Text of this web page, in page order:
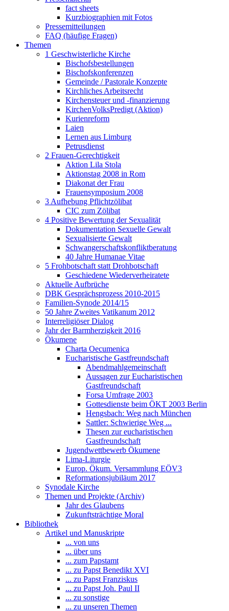
fact sheets
Kurzbiographien mit Fotos
Pressemitteilungen
FAQ (häufige Fragen)
Themen
1 Geschwisterliche Kirche
Bischofsbestellungen
Bischofskonferenzen
Gemeinde / Pastorale Konzepte
Kirchliches Arbeitsrecht
Kirchensteuer und -finanzierung
KirchenVolksPredigt (Aktion)
Kurienreform
Laien
Lernen aus Limburg
Petrusdienst
2 Frauen-Gerechtigkeit
Aktion Lila Stola
Aktionstag 2008 in Rom
Diakonat der Frau
Frauensymposium 2008
3 Aufhebung Pflichtzölibat
CIC zum Zölibat
4 Positive Bewertung der Sexualität
Dokumentation Sexuelle Gewalt
Sexualisierte Gewalt
Schwangerschaftskonfliktberatung
40 Jahre Humanae Vitae
5 Frohbotschaft statt Drohbotschaft
Geschiedene Wiederverheiratete
Aktuelle Aufbrüche
DBK Gesprächsprozess 2010-2015
Familien-Synode 2014/15
50 Jahre Zweites Vatikanum 2012
Interreligiöser Dialog
Jahr der Barmherzigkeit 2016
Ökumene
Charta Oecumenica
Eucharistische Gastfreundschaft
Abendmahlgemeinschaft
Aussagen zur Eucharistischen
Gastfreundschaft
Forsa Umfrage 2003
Gottesdienste beim ÖKT 2003 Berlin
Hengsbach: Weg nach München
Sattler: Schwierige Weg ...
Thesen zur eucharistischen
Gastfreundschaft
Jugendwettbewerb Ökumene
Lima-Liturgie
Europ. Ökum. Versammlung EÖV3
Reformationsjubiläum 2017
Synodale Kirche
Themen und Projekte (Archiv)
Jahr des Glaubens
Zukunftsträchtige Moral
Bibliothek
Artikel und Manuskripte
... von uns
... über uns
... zum Papstamt
... zu Papst Benedikt XVI
... zu Papst Franziskus
... zu Papst Joh. Paul II
... zu sonstige
... zu unseren Themen